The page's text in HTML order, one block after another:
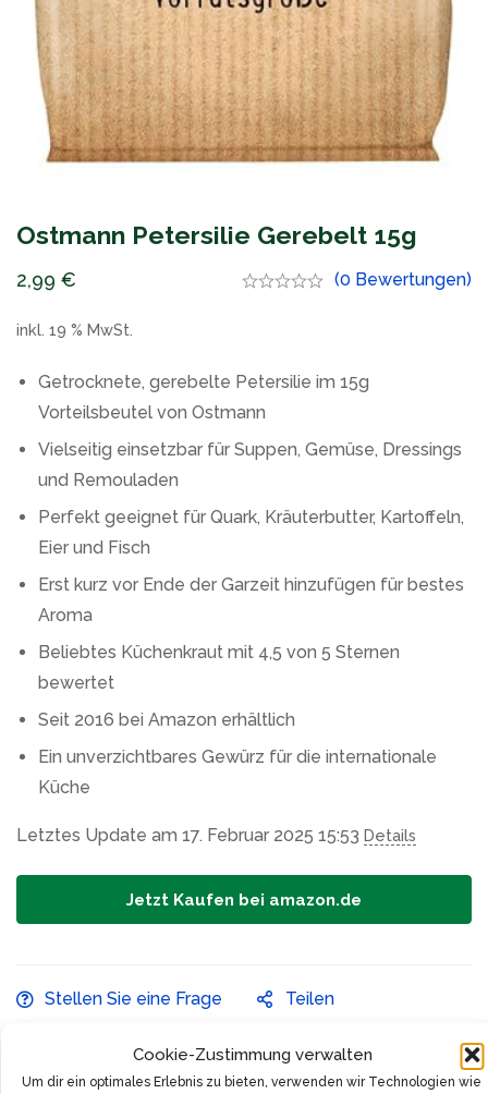
Cookie-Zustimmung verwalten
Um dir ein optimales Erlebnis zu bieten, verwenden wir Technologien wie
Ostmann Petersilie Gerebelt 15g
2,99 € (0 Bewertungen)
inkl. 19 % MwSt.
Getrocknete, gerebelte Petersilie im 15g
Vorteilsbeutel von Ostmann
Vielseitig einsetzbar für Suppen, Gemüse, Dressings
und Remouladen
Perfekt geeignet für Quark, Kräuterbutter, Kartoffeln,
Eier und Fisch
Erst kurz vor Ende der Garzeit hinzufügen für bestes
Aroma
Beliebtes Küchenkraut mit 4,5 von 5 Sternen
bewertet
Seit 2016 bei Amazon erhältlich
Ein unverzichtbares Gewürz für die internationale
Küche
Letztes Update am 17. Februar 2025 15:53 Details
Jetzt Kaufen bei amazon.de
Stellen Sie eine Frage Teilen
Voraussichtliche Lieferung: 08 - 15 Aug., 2026